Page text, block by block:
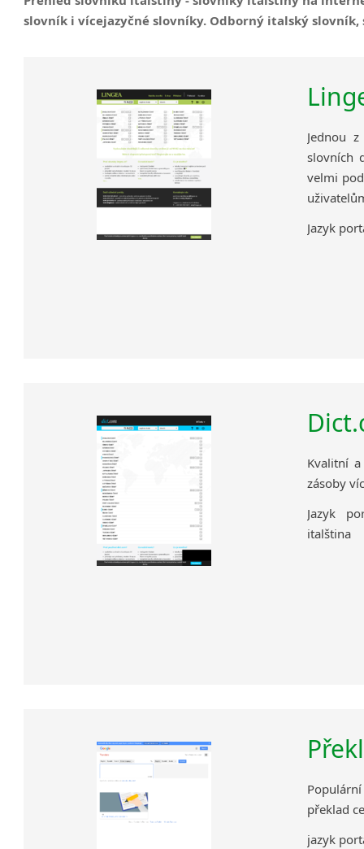
slovník i vícejazyčné slovníky. Odborný italský
Jednou
slovních
velmi
Jazyk
Kvalitní
zásoby
Jazyk
italština
překlad
jazyk